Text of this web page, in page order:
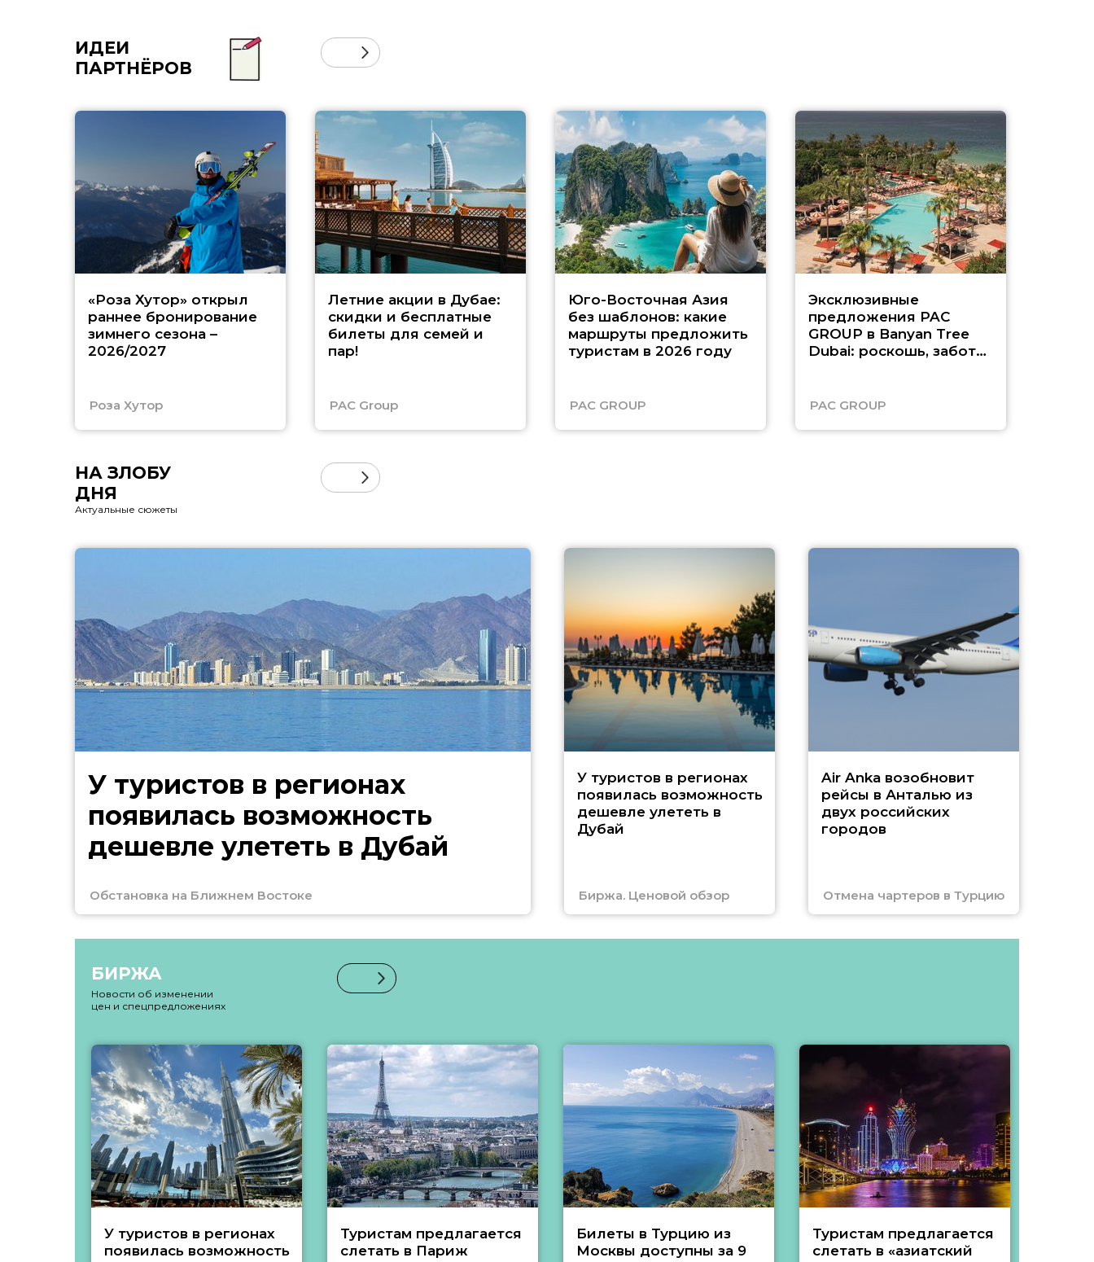
ИДЕИ
ПАРТНЁРОВ
«Роза Хутор» открыл
раннее бронирование
зимнего сезона –
2026/2027
Роза Хутор
Летние акции в Дубае:
скидки и бесплатные
билеты для семей и
пар!
PAC Group
Юго-Восточная Азия
без шаблонов: какие
маршруты предложить
туристам в 2026 году
PAC GROUP
Эксклюзивные
предложения PAC
GROUP в Banyan Tree
Dubai: роскошь, забота
PAC GROUP
НА ЗЛОБУ
ДНЯ
Актуальные сюжеты
У туристов в регионах
появилась возможность
дешевле улететь в Дубай
Обстановка на Ближнем Востоке
У туристов в регионах
появилась возможность
дешевле улететь в
Дубай
Биржа. Ценовой обзор
Air Anka возобновит
рейсы в Анталью из
двух российских
городов
Отмена чартеров в Турцию
БИРЖА
Новости об изменении
цен и спецпредложениях
У туристов в регионах
появилась возможность
Туристам предлагается
слетать в Париж
Билеты в Турцию из
Москвы доступны за 9
Туристам предлагается
слетать в «азиатский